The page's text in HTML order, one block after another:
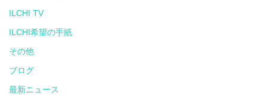
ILCHI TV
ILCHI希望の手紙
その他
ブログ
最新ニュース